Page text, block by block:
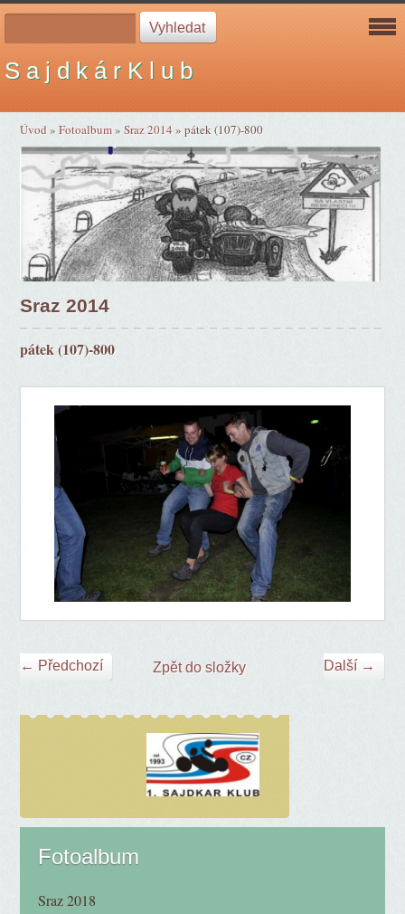
S a j d k á r K l u b
Úvod »Fotoalbum»Sraz 2014»pátek (107)-800
Sraz 2014
pátek (107)-800
← Předchozí Další →
Zpět do složky
Fotoalbum
Sraz 2018